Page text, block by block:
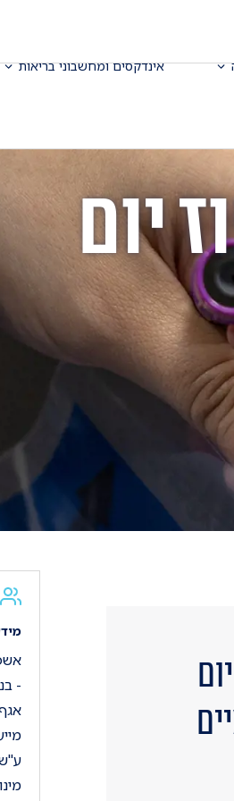
אינדקסים ומחשבוני בריאות
יום
מינוס 1